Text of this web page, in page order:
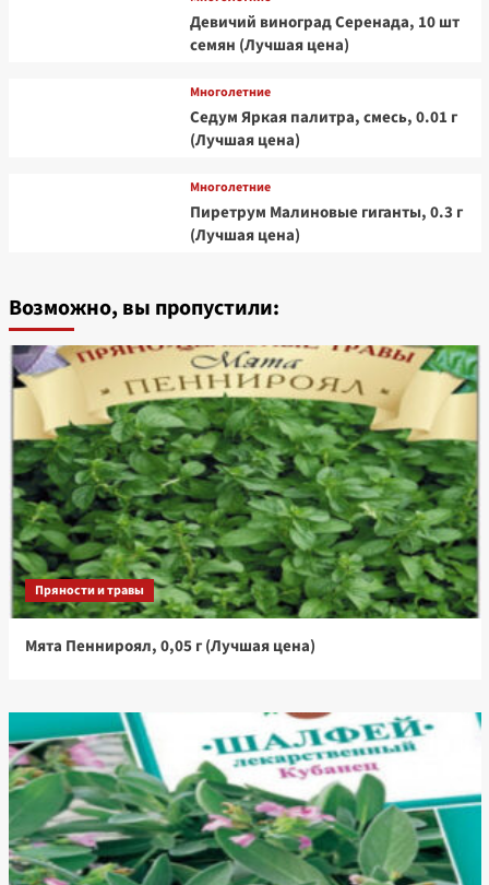
Девичий виноград Серенада, 10 шт
семян (Лучшая цена)
Многолетние
Седум Яркая палитра, смесь, 0.01 г
(Лучшая цена)
Многолетние
Пиретрум Малиновые гиганты, 0.3 г
(Лучшая цена)
Возможно, вы пропустили:
Пряности и травы
Мята Пеннироял, 0,05 г (Лучшая цена)